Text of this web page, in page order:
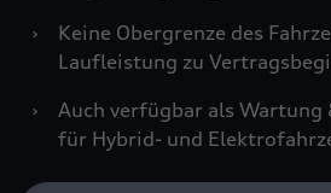
›
Keine Obergrenze des
Laufleistung zu
›
Auch verfügbar als
für Hybrid- und